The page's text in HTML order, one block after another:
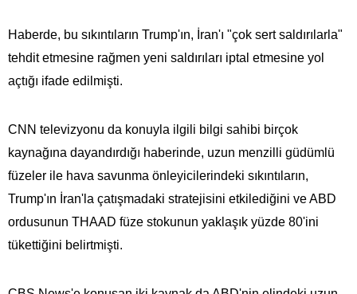
Haberde, bu sıkıntıların Trump'ın, İran'ı "çok sert saldırılarla"
tehdit etmesine rağmen yeni saldırıları iptal etmesine yol
açtığı ifade edilmişti.
CNN televizyonu da konuyla ilgili bilgi sahibi birçok
kaynağına dayandırdığı haberinde, uzun menzilli güdümlü
füzeler ile hava savunma önleyicilerindeki sıkıntıların,
Trump'ın İran'la çatışmadaki stratejisini etkilediğini ve ABD
ordusunun THAAD füze stokunun yaklaşık yüzde 80'ini
tükettiğini belirtmişti.